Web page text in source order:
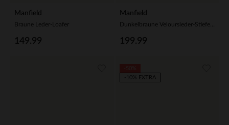
Manfield
Braune Leder-Loafer
149.99
Manfield
199.99
-10% EXTRA